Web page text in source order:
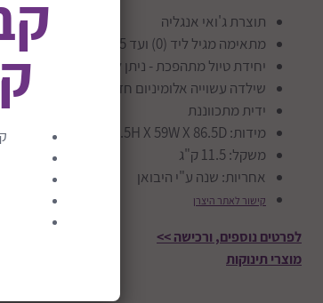
תוצרת ג'ואי אנגליה
מתאימה מגיל ליד (0) ועד 15 ק"ג (בערך גיל 3)
יחידת טיול מתהפכת - ניתן להושיב עם הילד עם או
שילדה עשוייה אלומיניום חזק
ידית מתכווננת
מידות: 106.5H X 59W X 86.5D ס"מ
משקל: 11.5 ק"ג
אחריות: שנה ע"י היבואן
קישור לאתר היצרן
לפרטים נוספים, ורכישה >>
מוצרי תינוקות